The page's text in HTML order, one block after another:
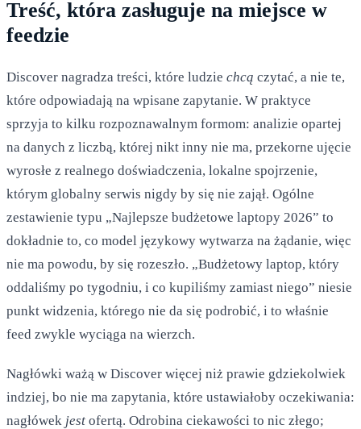
Treść, która zasługuje na miejsce w
feedzie
Discover nagradza treści, które ludzie chcą czytać, a nie te,
które odpowiadają na wpisane zapytanie. W praktyce
sprzyja to kilku rozpoznawalnym formom: analizie opartej
na danych z liczbą, której nikt inny nie ma, przekorne ujęcie
wyrosłe z realnego doświadczenia, lokalne spojrzenie,
którym globalny serwis nigdy by się nie zajął. Ogólne
zestawienie typu „Najlepsze budżetowe laptopy 2026” to
dokładnie to, co model językowy wytwarza na żądanie, więc
nie ma powodu, by się rozeszło. „Budżetowy laptop, który
oddaliśmy po tygodniu, i co kupiliśmy zamiast niego” niesie
punkt widzenia, którego nie da się podrobić, i to właśnie
feed zwykle wyciąga na wierzch.
Nagłówki ważą w Discover więcej niż prawie gdziekolwiek
indziej, bo nie ma zapytania, które ustawiałoby oczekiwania:
nagłówek jest ofertą. Odrobina ciekawości to nic złego;